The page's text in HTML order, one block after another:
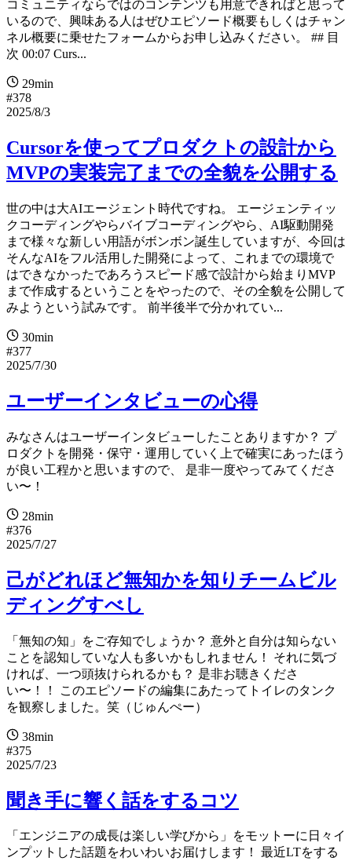
コミュニティならではのコンテンツも用意できればと思って
いるので、興味ある人はぜひエピソード概要もしくはチャン
ネル概要に乗せたフォームからお申し込みください。 ## 目
次 00:07 Curs...
29min
#378
2025/8/3
Cursorを使ってプロダクトの設計から
MVPの実装完了までの全貌を公開する
世の中は大AIエージェント時代ですね。 エージェンティッ
クコーディングやらバイブコーディングやら、AI駆動開発
まで様々な新しい用語がボンボン誕生していますが、今回は
そんなAIをフル活用した開発によって、これまでの環境で
はできなかったであろうスピード感で設計から始まりMVP
まで作成するということをやったので、その全貌を公開して
みようという試みです。 前半後半で分かれてい...
30min
#377
2025/7/30
ユーザーインタビューの心得
みなさんはユーザーインタビューしたことありますか？ プ
ロダクトを開発・保守・運用していく上で確実にあったほう
が良い工程かと思いますので、 是非一度やってみてくださ
い〜！
28min
#376
2025/7/27
己がどれほど無知かを知りチームビル
ディングすべし
「無知の知」をご存知でしょうか？ 意外と自分は知らない
ことを認知していな人も多いかもしれません！ それに気づ
ければ、一つ頭抜けられるかも？ 是非お聴きくださ
い〜！！ このエピソードの編集にあたってトイレのタンク
を観察しました。笑（じゅんぺー）
38min
#375
2025/7/23
聞き手に響く話をするコツ
「エンジニアの成長は楽しい学びから」をモットーに日々イ
ンプットした話題をわいわいお届けします！ 最近LTをする